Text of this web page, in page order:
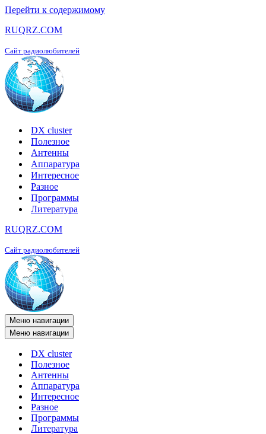
Перейти к содержимому
RUQRZ.COM
Сайт радиолюбителей
DX cluster
Полезное
Антенны
Аппаратура
Интересное
Разное
Программы
Литература
RUQRZ.COM
Сайт радиолюбителей
Меню навигации
Меню навигации
DX cluster
Полезное
Антенны
Аппаратура
Интересное
Разное
Программы
Литература